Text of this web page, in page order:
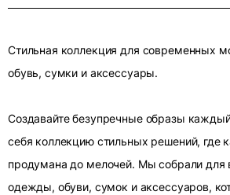
Стильная коллекция для современных
обувь, сумки и аксессуары.
Создавайте безупречные образы
себя коллекцию стильных решений, где
продумана до мелочей. Мы собрали для
одежды, обуви, сумок и аксессуаров,